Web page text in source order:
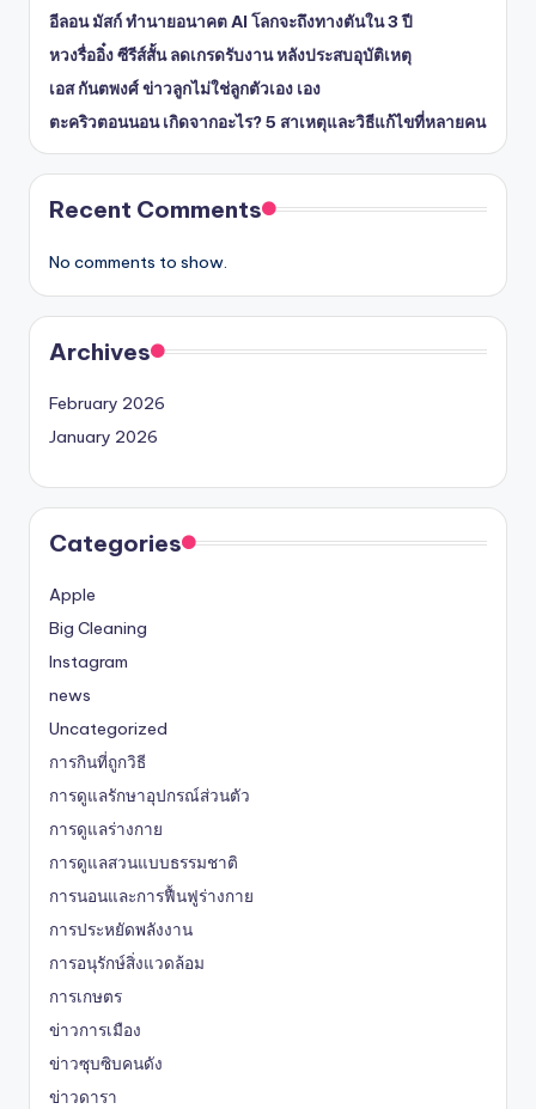
อีลอน มัสก์ ทำนายอนาคต AI โลกจะถึงทางตันใน 3 ปี
หวงรื่ออิ๋ง ซีรีส์สั้น ลดเกรดรับงาน หลังประสบอุบัติเหตุ
เอส กันตพงศ์ ข่าวลูกไม่ใช่ลูกตัวเอง เอง
ตะคริวตอนนอน เกิดจากอะไร? 5 สาเหตุและวิธีแก้ไขที่หลายคน
Recent Comments
No comments to show.
Archives
February 2026
January 2026
Categories
Apple
Big Cleaning
Instagram
news
Uncategorized
การกินที่ถูกวิธี
การดูแลรักษาอุปกรณ์ส่วนตัว
การดูแลร่างกาย
การดูแลสวนแบบธรรมชาติ
การนอนและการฟื้นฟูร่างกาย
การประหยัดพลังงาน
การอนุรักษ์สิ่งแวดล้อม
การเกษตร
ข่าวการเมือง
ข่าวซุบซิบคนดัง
ข่าวดารา